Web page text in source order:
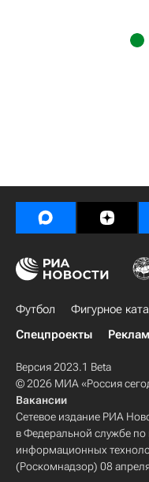
Футбол Фигурное
Спецпроекты
Версия 2023.1 Beta
© 2026 МИА «Россия
Вакансии
Сетевое издание РИА
в Федеральной службе по
информационных
(Роскомнадзор) 08